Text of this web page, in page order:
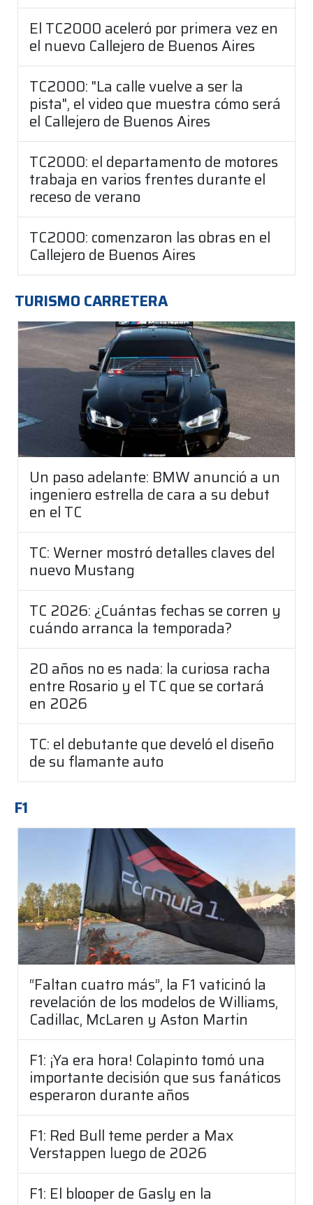
El TC2000 aceleró por primera vez en
el nuevo Callejero de Buenos Aires
TC2000: "La calle vuelve a ser la
pista", el video que muestra cómo será
el Callejero de Buenos Aires
TC2000: el departamento de motores
trabaja en varios frentes durante el
receso de verano
TC2000: comenzaron las obras en el
Callejero de Buenos Aires
TURISMO CARRETERA
Un paso adelante: BMW anunció a un
ingeniero estrella de cara a su debut
en el TC
TC: Werner mostró detalles claves del
nuevo Mustang
TC 2026: ¿Cuántas fechas se corren y
cuándo arranca la temporada?
20 años no es nada: la curiosa racha
entre Rosario y el TC que se cortará
en 2026
TC: el debutante que develó el diseño
de su flamante auto
F1
“Faltan cuatro más”, la F1 vaticinó la
revelación de los modelos de Williams,
Cadillac, McLaren y Aston Martin
F1: ¡Ya era hora! Colapinto tomó una
importante decisión que sus fanáticos
esperaron durante años
F1: Red Bull teme perder a Max
Verstappen luego de 2026
F1: El blooper de Gasly en la